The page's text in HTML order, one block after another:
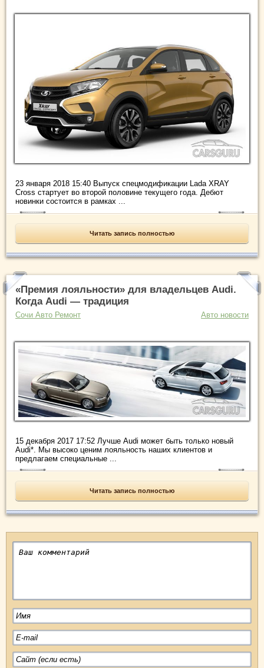
23 января 2018 15:40 Выпуск спецмодификации Lada XRAY
Cross стартует во второй половине текущего года. Дебют
новинки состоится в рамках ...
Читать запись полностью
«Премия лояльности» для владельцев Audi.
Когда Audi — традиция
Сочи Авто Ремонт Авто новости
15 декабря 2017 17:52 Лучше Audi может быть только новый
Audi*. Мы высоко ценим лояльность наших клиентов и
предлагаем специальные ...
Читать запись полностью